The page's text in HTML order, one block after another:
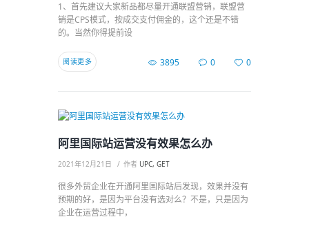
1、首先建议大家新品都尽量开通联盟营销，联盟营
销是CPS模式，按成交支付佣金的，这个还是不错
的。当然你得提前设
阅读更多 3895 0 0
阿里国际站运营没有效果怎么办
2021年12月21日 作者 UPC, GET
很多外贸企业在开通阿里国际站后发现，效果并没有
预期的好，是因为平台没有选对么？不是，只是因为
企业在运营过程中，